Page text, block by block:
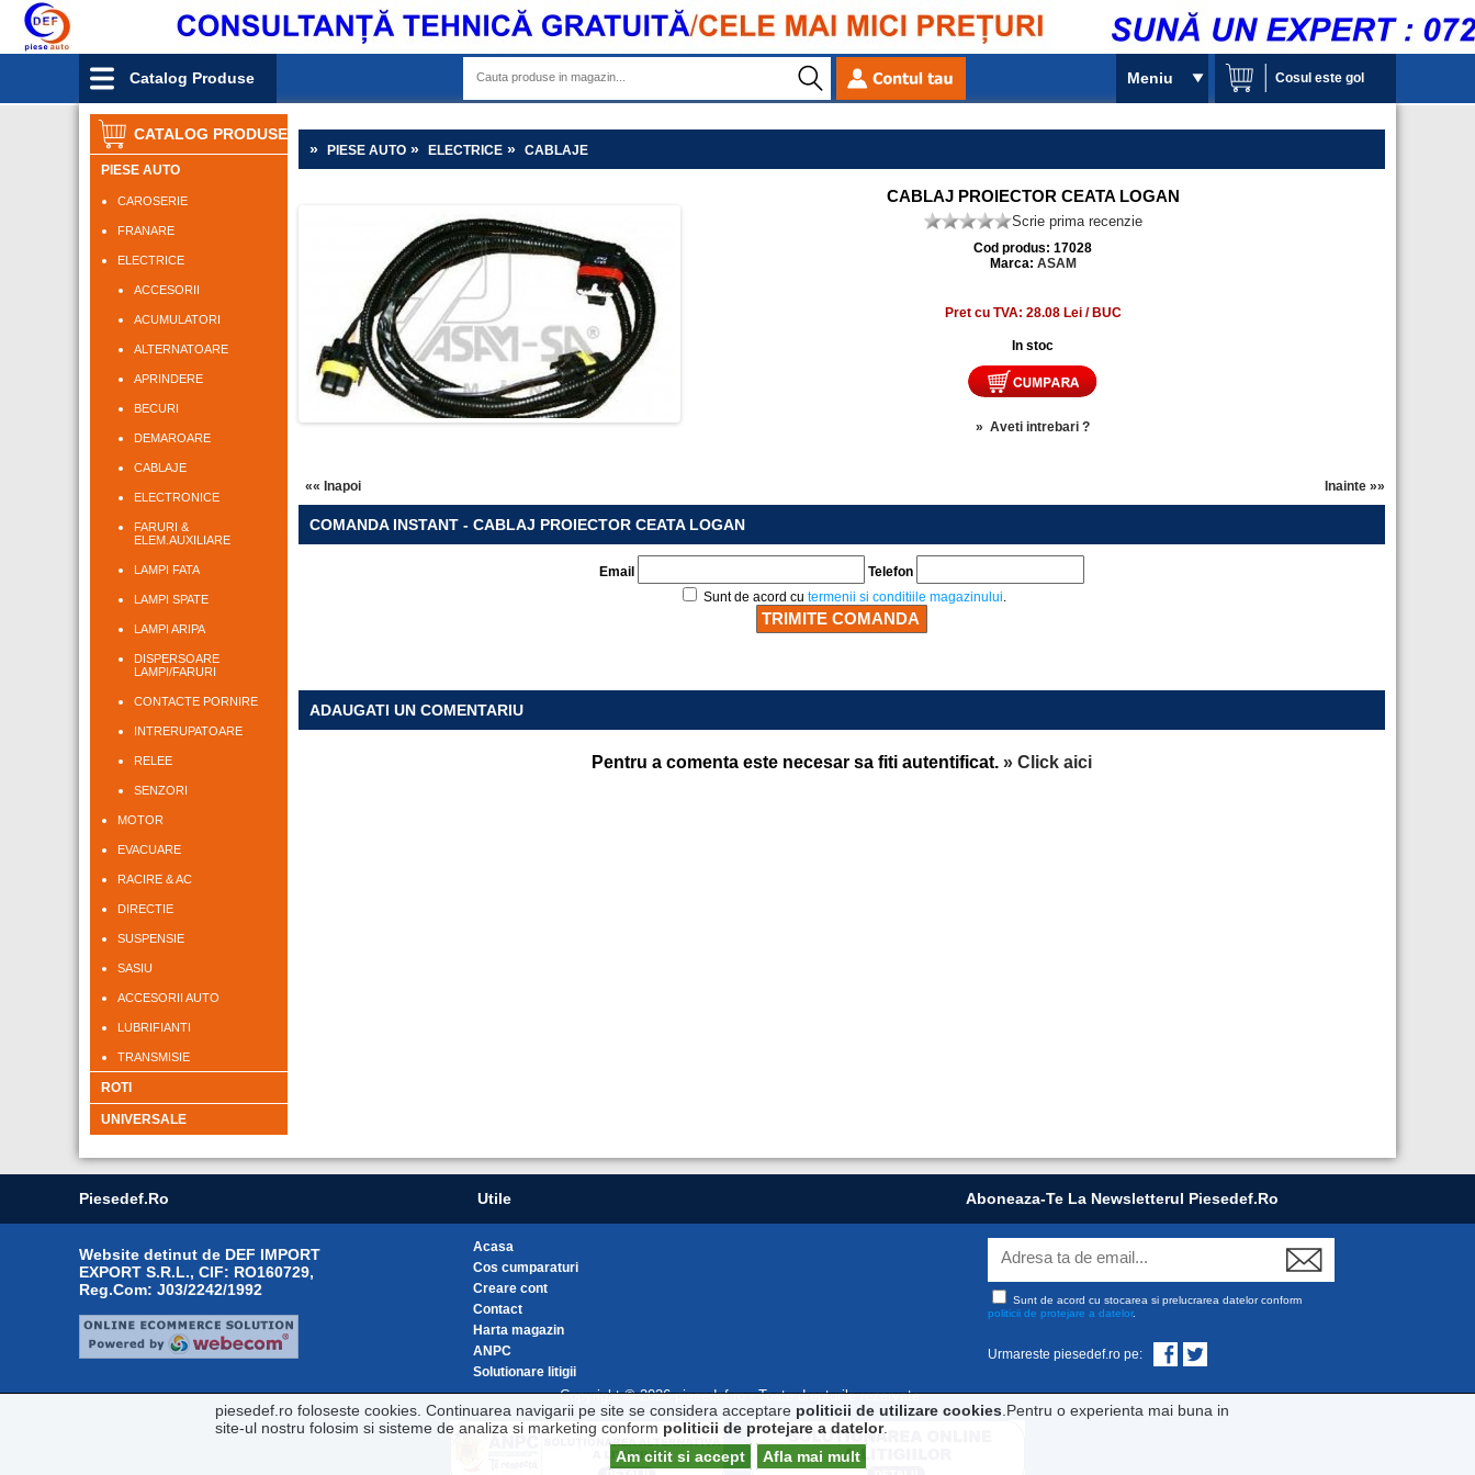
Catalog Produse Meniu Cosul este gol
CATALOG PRODUSE
PIESE AUTO
CAROSERIE
FRANARE
ELECTRICE
ACCESORII
ACUMULATORI
ALTERNATOARE
APRINDERE
BECURI
DEMAROARE
CABLAJE
ELECTRONICE
FARURI &
ELEM.AUXILIARE
LAMPI FATA
LAMPI SPATE
LAMPI ARIPA
DISPERSOARE
LAMPI/FARURI
CONTACTE PORNIRE
INTRERUPATOARE
RELEE
SENZORI
MOTOR
EVACUARE
RACIRE & AC
DIRECTIE
SUSPENSIE
SASIU
ACCESORII AUTO
LUBRIFIANTI
TRANSMISIE
ROTI
UNIVERSALE
» PIESE AUTO » ELECTRICE » CABLAJE
CABLAJ PROIECTOR CEATA LOGAN
Scrie prima recenzie
Cod produs: 17028
Marca: ASAM
Pret cu TVA: 28.08 Lei / BUC
In stoc
» Aveti intrebari ?
«« Inapoi Inainte »»
COMANDA INSTANT - CABLAJ PROIECTOR CEATA LOGAN
Email
Telefon
Sunt de acord cu termenii si conditiile magazinului.
ADAUGATI UN COMENTARIU
Pentru a comenta este necesar sa fiti autentificat. » Click aici
Piesedef.ro Utile Aboneaza-Te La Newsletterul Piesedef.ro
Website detinut de DEF IMPORT
EXPORT S.R.L., CIF: RO160729,
Reg.Com: J03/2242/1992
Acasa
Cos cumparaturi
Creare cont
Contact
Harta magazin
ANPC
Solutionare litigii
Sunt de acord cu stocarea si prelucrarea datelor conform
politicii de protejare a datelor.
Urmareste piesedef.ro pe:
Copyright © 2026 piesedef.ro - Toate drepturile rezervate.
piesedef.ro foloseste cookies. Continuarea navigarii pe site se considera acceptare politicii de utilizare cookies .Pentru o experienta mai buna in
site-ul nostru folosim si sisteme de analiza si marketing conform politicii de protejare a datelor.
Am citit si accept
Afla mai mult